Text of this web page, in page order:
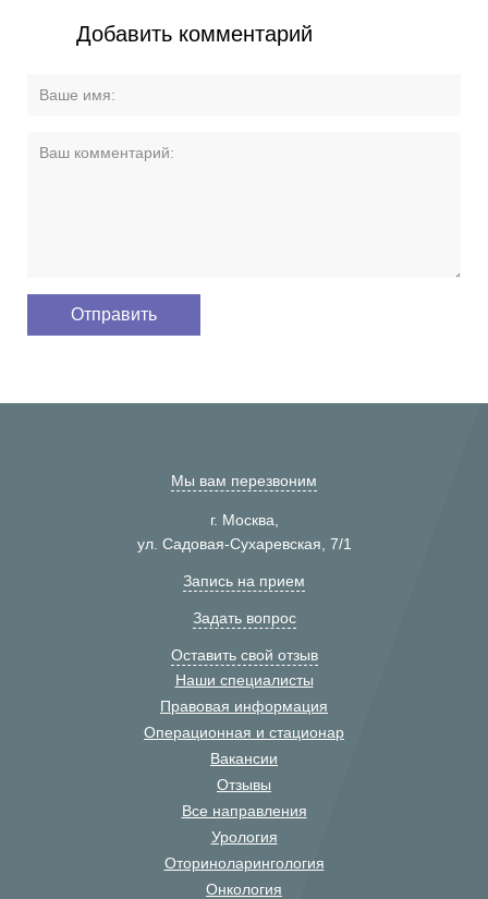
Добавить комментарий
Мы вам перезвоним
г. Москва,
ул. Садовая-Сухаревская, 7/1
Запись на прием
Задать вопрос
Оставить свой отзыв
Наши специалисты
Правовая информация
Операционная и стационар
Вакансии
Отзывы
Все направления
Урология
Оториноларингология
Онкология